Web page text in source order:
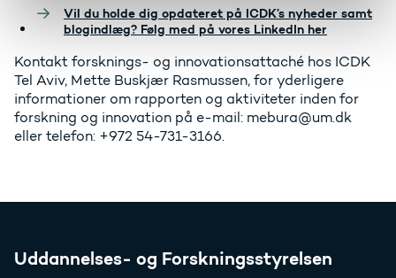
Vil du holde dig opdateret på ICDK’s nyheder samt
blogindlæg? Følg med på vores LinkedIn her
Kontakt forsknings- og innovationsattaché hos ICDK
Tel Aviv, Mette Buskjær Rasmussen, for yderligere
informationer om rapporten og aktiviteter inden for
forskning og innovation på e-mail: mebura@um.dk
eller telefon: +972 54-731-3166.
Uddannelses- og Forskningsstyrelsen